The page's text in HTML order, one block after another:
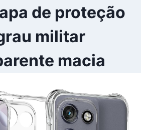
de proteção
militar
macia